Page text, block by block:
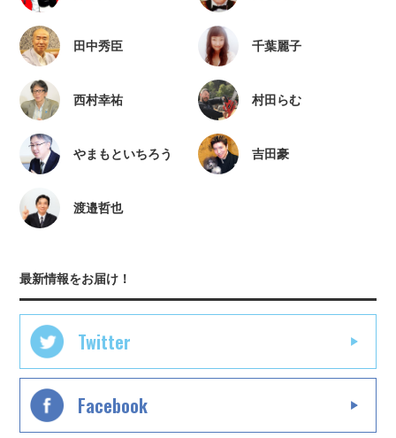
田中秀臣 千葉麗子
西村幸祐 村田らむ
やまもといちろう 吉田豪
渡邉哲也
最新情報をお届け！
Twitter
Facebook